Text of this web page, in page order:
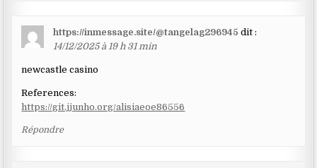
https://inmessage.site/@tangelag296945 dit :
14/12/2025 à 19 h 31 min
newcastle casino
References:
https://git.jjunho.org/alisiaeoe86556
Répondre